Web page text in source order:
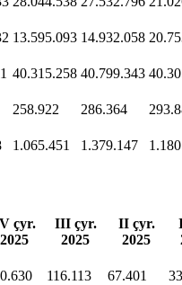
13.595.093 14.932.058
40.315.258 40.799.343
258.922 286.364
1.065.451 1.379.147
çyr.
2025
III çyr.
2025
II çyr.
2025
116.113 67.401